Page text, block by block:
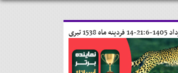
14 فردينه ماه 1538 تبری